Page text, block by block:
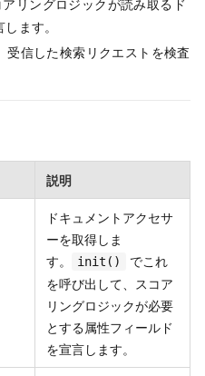
リングロジックが読み取るド
ます。
受信した検索リクエストを検査
説明
ドキュメントアクセサ
ーを取得しま
す。
init()
でこれ
を呼び出して、スコア
リングロジックが必要
とする属性フィールド
を宣言します。